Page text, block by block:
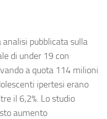
pubblicata sulla
di under 19 con
a quota 114 milioni
ipertesi erano
il 6,2%. Lo studio
aumento